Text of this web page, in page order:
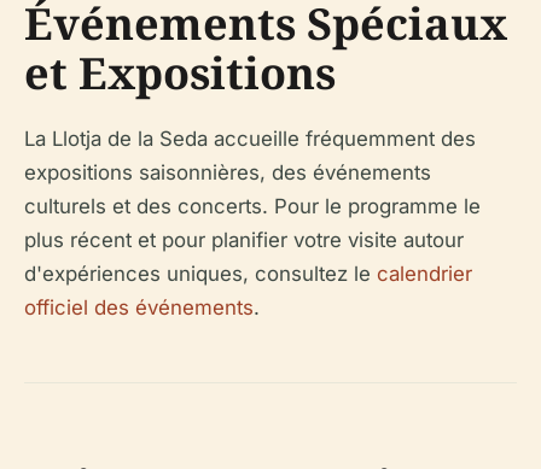
Événements Spéciaux
et Expositions
La Llotja de la Seda accueille fréquemment des
expositions saisonnières, des événements
culturels et des concerts. Pour le programme le
plus récent et pour planifier votre visite autour
d'expériences uniques, consultez le calendrier
officiel des événements.